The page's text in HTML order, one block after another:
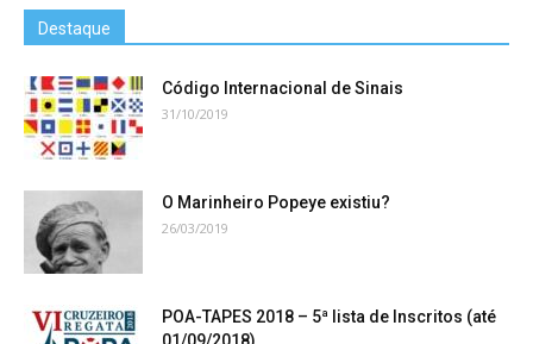
Destaque
Código Internacional de Sinais
31/10/2019
O Marinheiro Popeye existiu?
26/03/2019
POA-TAPES 2018 – 5ª lista de Inscritos (até